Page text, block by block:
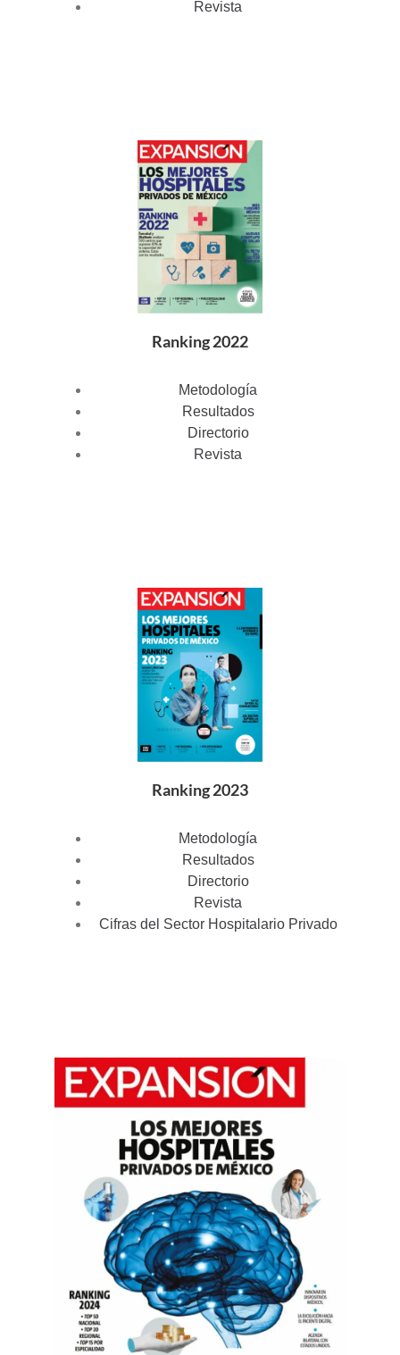
Revista
Ranking 2022
Metodología
Resultados
Directorio
Revista
Ranking 2023
Metodología
Resultados
Directorio
Revista
Cifras del Sector Hospitalario Privado